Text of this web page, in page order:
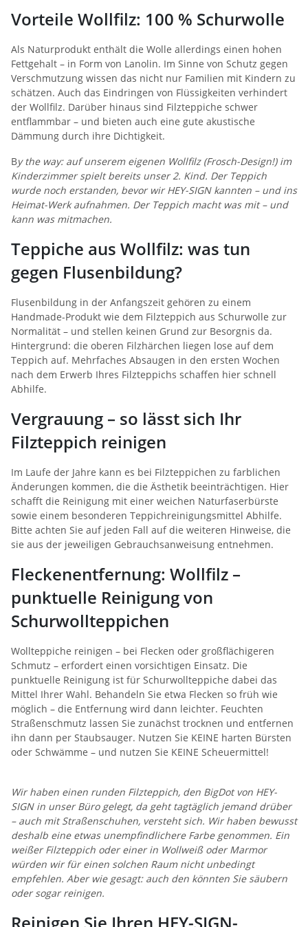
Vorteile Wollfilz: 100 % Schurwolle
Als Naturprodukt enthält die Wolle allerdings einen hohen
Fettgehalt – in Form von Lanolin. Im Sinne von Schutz gegen
Verschmutzung wissen das nicht nur Familien mit Kindern zu
schätzen. Auch das Eindringen von Flüssigkeiten verhindert
der Wollfilz. Darüber hinaus sind Filzteppiche schwer
entflammbar – und bieten auch eine gute akustische
Dämmung durch ihre Dichtigkeit.
By the way: auf unserem eigenen Wollfilz (Frosch-Design!) im
Kinderzimmer spielt bereits unser 2. Kind. Der Teppich
wurde noch erstanden, bevor wir HEY-SIGN kannten – und ins
Heimat-Werk aufnahmen. Der Teppich macht was mit – und
kann was mitmachen.
Teppiche aus Wollfilz: was tun
gegen Flusenbildung?
Flusenbildung in der Anfangszeit gehören zu einem
Handmade-Produkt wie dem Filzteppich aus Schurwolle zur
Normalität – und stellen keinen Grund zur Besorgnis da.
Hintergrund: die oberen Filzhärchen liegen lose auf dem
Teppich auf. Mehrfaches Absaugen in den ersten Wochen
nach dem Erwerb Ihres Filzteppichs schaffen hier schnell
Abhilfe.
Vergrauung – so lässt sich Ihr
Filzteppich reinigen
Im Laufe der Jahre kann es bei Filzteppichen zu farblichen
Änderungen kommen, die die Ästhetik beeinträchtigen. Hier
schafft die Reinigung mit einer weichen Naturfaserbürste
sowie einem besonderen Teppichreinigungsmittel Abhilfe.
Bitte achten Sie auf jeden Fall auf die weiteren Hinweise, die
sie aus der jeweiligen Gebrauchsanweisung entnehmen.
Fleckenentfernung: Wollfilz –
punktuelle Reinigung von
Schurwollteppichen
Wollteppiche reinigen – bei Flecken oder großflächigeren
Schmutz – erfordert einen vorsichtigen Einsatz. Die
punktuelle Reinigung ist für Schurwollteppiche dabei das
Mittel Ihrer Wahl. Behandeln Sie etwa Flecken so früh wie
möglich – die Entfernung wird dann leichter. Feuchten
Straßenschmutz lassen Sie zunächst trocknen und entfernen
ihn dann per Staubsauger. Nutzen Sie KEINE harten Bürsten
oder Schwämme – und nutzen Sie KEINE Scheuermittel!
Wir haben einen runden Filzteppich, den BigDot von HEY-
SIGN in unser Büro gelegt, da geht tagtäglich jemand drüber
– auch mit Straßenschuhen, versteht sich. Wir haben bewusst
deshalb eine etwas unempfindlichere Farbe genommen. Ein
weißer Filzteppich oder einer in Wollweiß oder Marmor
würden wir für einen solchen Raum nicht unbedingt
empfehlen. Aber wie gesagt: auch den könnten Sie säubern
oder sogar reinigen.
Reinigen Sie Ihren HEY-SIGN-